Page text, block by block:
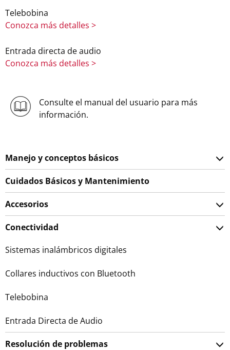
Telebobina
Conozca más detalles >
Entrada directa de audio
Conozca más detalles >
Consulte el manual del usuario para más
información.
Manejo y conceptos básicos
Cuidados Básicos y Mantenimiento
Accesorios
Conectividad
Sistemas inalámbricos digitales
Collares inductivos con Bluetooth
Telebobina
Entrada Directa de Audio
Resolución de problemas